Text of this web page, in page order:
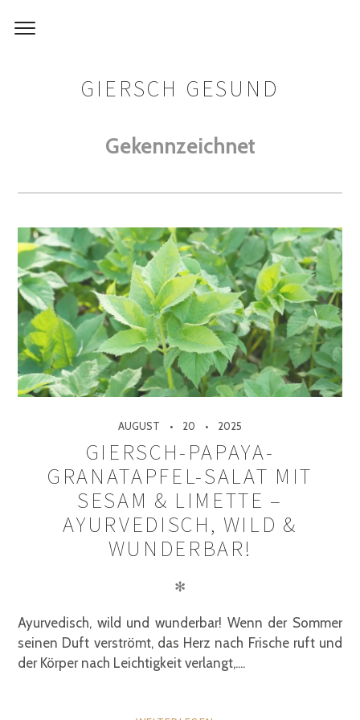
GIERSCH GESUND
Gekennzeichnet
AUGUST 20 2025
GIERSCH-PAPAYA-
GRANATAPFEL-SALAT MIT
SESAM & LIMETTE –
AYURVEDISCH, WILD &
WUNDERBAR!
✻
Ayurvedisch, wild und wunderbar! Wenn der Sommer
seinen Duft verströmt, das Herz nach Frische ruft und
der Körper nach Leichtigkeit verlangt,....